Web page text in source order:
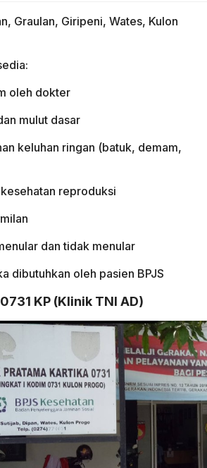
Graulan, Giripeni, Wates, Kulon
oleh dokter
mulut dasar
keluhan ringan (batuk, demam,
reproduksi
dan tidak menular
dibutuhkan oleh pasien BPJS
KP (Klinik TNI AD)